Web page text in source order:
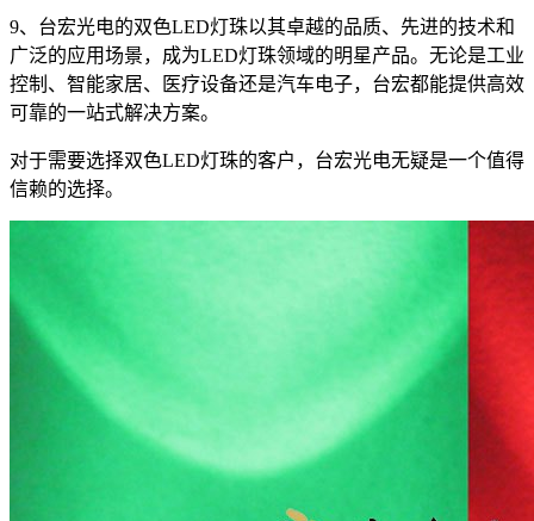
9、台宏光电的双色LED灯珠以其卓越的品质、先进的技术和
广泛的应用场景，成为LED灯珠领域的明星产品。无论是工业
控制、智能家居、医疗设备还是汽车电子，台宏都能提供高效
可靠的一站式解决方案。
对于需要选择双色LED灯珠的客户，台宏光电无疑是一个值得
信赖的选择。